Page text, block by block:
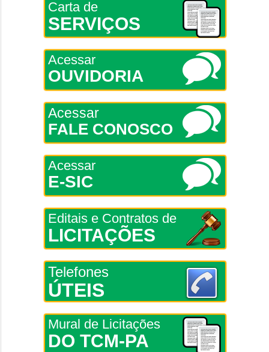
Carta de
SERVIÇOS
Acessar
OUVIDORIA
Acessar
FALE CONOSCO
Acessar
E-SIC
Editais e Contratos de
LICITAÇÕES
Telefones
ÚTEIS
Mural de Licitações
DO TCM-PA